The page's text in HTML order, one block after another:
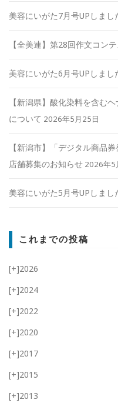
美容にいがた7月号UPしまし
【全美連】第28回作文コンテ
美容にいがた6月号UPしまし
【新潟県】酸化染料を含む
について 2026年5月25日
【新潟市】「デジタル商品
店舗募集のお知らせ 2026年5
美容にいがた5月号UPしまし
これまでの投稿
[+]2026
[+]2024
[+]2022
[+]2020
[+]2017
[+]2015
[+]2013